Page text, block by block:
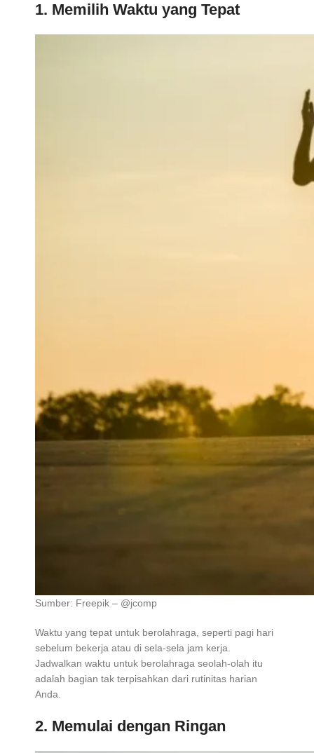
1. Memilih Waktu yang Tepat
Sumber: Freepik – @jcomp
Waktu yang tepat untuk berolahraga, seperti pagi hari
sebelum bekerja atau di sela-sela jam kerja.
Jadwalkan waktu untuk berolahraga seolah-olah itu
adalah bagian tak terpisahkan dari rutinitas harian
Anda.
2. Memulai dengan Ringan